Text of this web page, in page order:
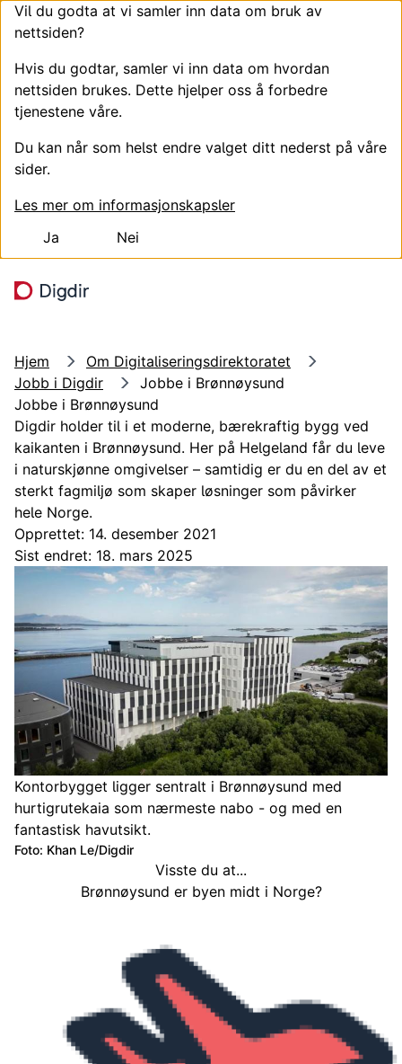
Vil du godta at vi samler inn data om bruk av
nettsiden?
Hvis du godtar, samler vi inn data om hvordan
nettsiden brukes. Dette hjelper oss å forbedre
tjenestene våre.
Du kan når som helst endre valget ditt nederst på våre
sider.
Les mer om informasjonskapsler
Ja
Nei
Hjem
Om Digitaliseringsdirektoratet
Jobb i Digdir
Jobbe i Brønnøysund
Jobbe i Brønnøysund
Digdir holder til i et moderne, bærekraftig bygg ved
kaikanten i Brønnøysund. Her på Helgeland får du leve
i naturskjønne omgivelser – samtidig er du en del av et
sterkt fagmiljø som skaper løsninger som påvirker
hele Norge.
Opprettet: 14. desember 2021
Sist endret: 18. mars 2025
Kontorbygget ligger sentralt i Brønnøysund med
hurtigrutekaia som nærmeste nabo - og med en
fantastisk havutsikt.
Foto: Khan Le/Digdir
Visste du at...
Brønnøysund er byen midt i Norge?